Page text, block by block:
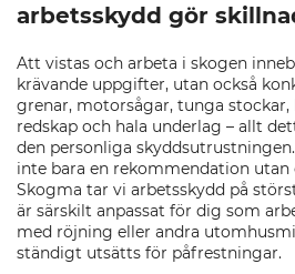
arbetsskydd gör
Att vistas och arbeta i skogen
krävande uppgifter, utan också
grenar, motorsågar, tunga stockar,
redskap och hala underlag – allt
den personliga
inte bara en rekommendation utan
Skogma tar vi arbetsskydd på
är särskilt anpassat för dig som
med röjning eller andra
ständigt utsätts för påfrestningar.